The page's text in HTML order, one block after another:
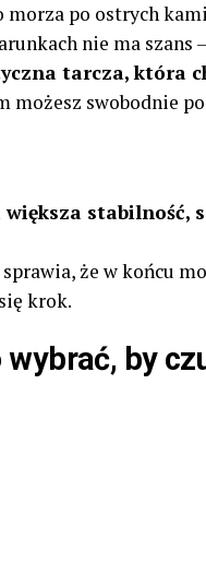
po ostrych
nie ma szans
tarcza, która
możesz swobodnie
stabilność,
że w końcu
krok.
by